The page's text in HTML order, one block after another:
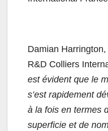
Damian
R&D Colliers
est évident que le
s’est rapidement
à la fois en termes
superficie et de